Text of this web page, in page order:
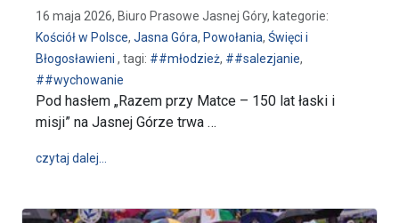
16 maja 2026, Biuro Prasowe Jasnej Góry, kategorie:
Kościół w Polsce, Jasna Góra, Powołania, Święci i
Błogosławieni , tagi: ##młodzież, ##salezjanie,
##wychowanie
Pod hasłem „Razem przy Matce – 150 lat łaski i
misji” na Jasnej Górze trwa …
czytaj dalej…